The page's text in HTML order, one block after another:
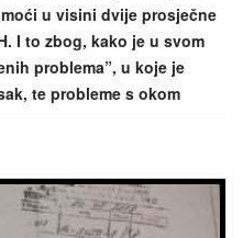
a
u visini dvije prosječne
I to zbog, kako je u svom
problema”, u koje je
te probleme s okom